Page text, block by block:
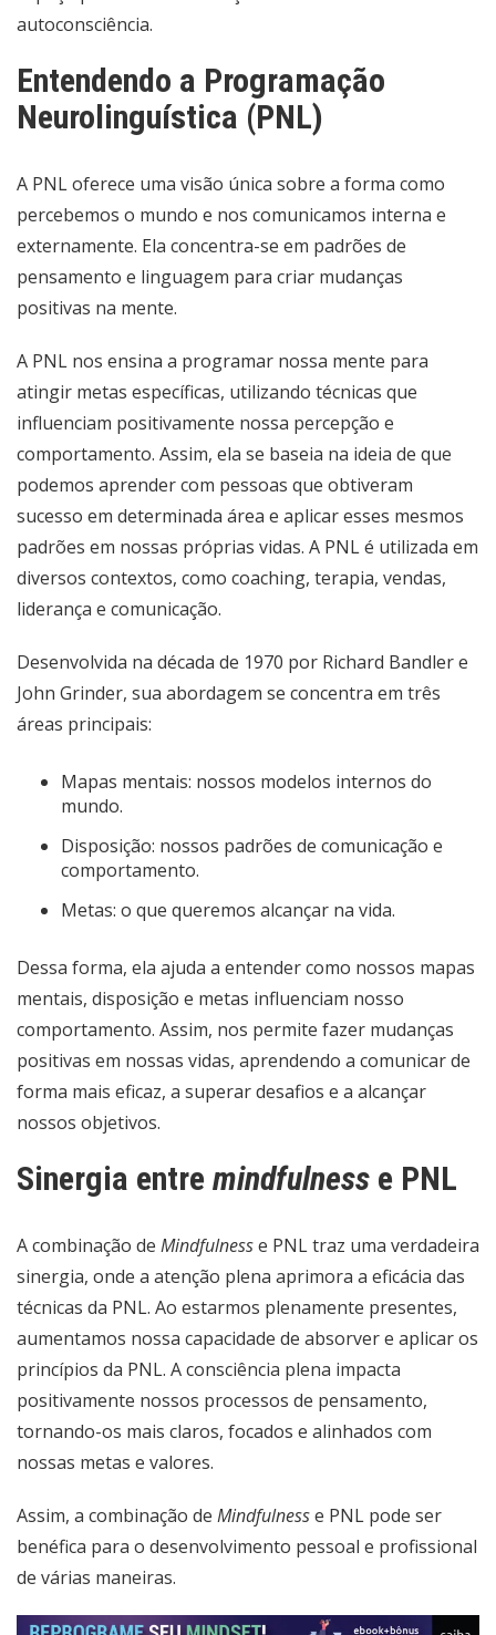
autoconsciência.
Entendendo a Programação
Neurolinguística (PNL)
A PNL oferece uma visão única sobre a forma como
percebemos o mundo e nos comunicamos interna e
externamente. Ela concentra-se em padrões de
pensamento e linguagem para criar mudanças
positivas na mente.
A PNL nos ensina a programar nossa mente para
atingir metas específicas, utilizando técnicas que
influenciam positivamente nossa percepção e
comportamento. Assim, ela se baseia na ideia de que
podemos aprender com pessoas que obtiveram
sucesso em determinada área e aplicar esses mesmos
padrões em nossas próprias vidas. A PNL é utilizada em
diversos contextos, como coaching, terapia, vendas,
liderança e comunicação.
Desenvolvida na década de 1970 por Richard Bandler e
John Grinder, sua abordagem se concentra em três
áreas principais:
Mapas mentais: nossos modelos internos do
mundo.
Disposição: nossos padrões de comunicação e
comportamento.
Metas: o que queremos alcançar na vida.
Dessa forma, ela ajuda a entender como nossos mapas
mentais, disposição e metas influenciam nosso
comportamento. Assim, nos permite fazer mudanças
positivas em nossas vidas, aprendendo a comunicar de
forma mais eficaz, a superar desafios e a alcançar
nossos objetivos.
Sinergia entre mindfulness e PNL
A combinação de Mindfulnesse PNL traz uma verdadeira
sinergia, onde a atenção plena aprimora a eficácia das
técnicas da PNL. Ao estarmos plenamente presentes,
aumentamos nossa capacidade de absorver e aplicar os
princípios da PNL. A consciência plena impacta
positivamente nossos processos de pensamento,
tornando-os mais claros, focados e alinhados com
nossas metas e valores.
Assim, a combinação de Mindfulnesse PNL pode ser
benéfica para o desenvolvimento pessoal e profissional
de várias maneiras.